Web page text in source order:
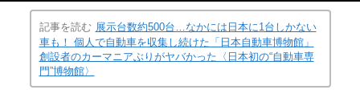
記事を読む 展示台数約500台…なかには日本に1台しかない
車も！ 個人で自動車を収集し続けた「日本自動車博物館」
創設者のカーマニアぶりがヤバかった〈日本初の“自動車専
門”博物館〉